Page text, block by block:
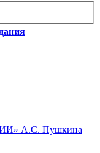
А.С. Пушкина